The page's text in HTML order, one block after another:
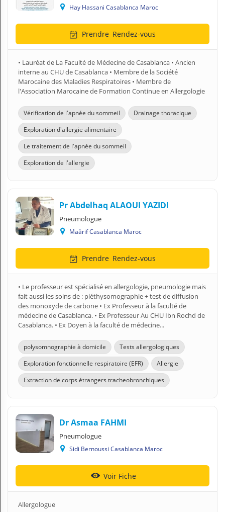
Hay Hassani Casablanca Maroc
Prendre Rendez-vous
• Lauréat de La Faculté de Médecine de Casablanca • Ancien
interne au CHU de Casablanca • Membre de la Société
Marocaine des Maladies Respiratoires • Membre de
l'Association Marocaine de Formation Continue en Allergologie
Vérification de l'apnée du sommeil
Drainage thoracique
Exploration d'allergie alimentaire
Le traitement de l'apnée du sommeil
Exploration de l'allergie
Pr Abdelhaq ALAOUI YAZIDI
Pneumologue
Maârif Casablanca Maroc
Prendre Rendez-vous
• Le professeur est spécialisé en allergologie, pneumologie mais
fait aussi les soins de : pléthysomographie + test de diffusion
des monoxyde de carbone • Ex Professeur à la faculté de
médecine de Casablanca. • Ex Professeur Au CHU Ibn Rochd de
Casablanca. • Ex Doyen à la faculté de médecine...
polysomnographie à domicile
Tests allergologiques
Exploration fonctionnelle respiratoire (EFR)
Allergie
Extraction de corps étrangers tracheobronchiques
Dr Asmaa FAHMI
Pneumologue
Sidi Bernoussi Casablanca Maroc
Voir Fiche
Allergologue